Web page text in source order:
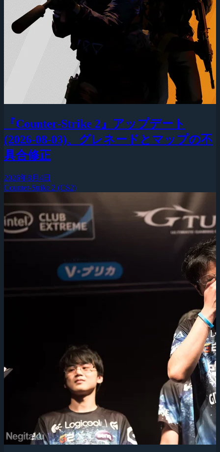
『Counter-Strike 2』アップデート
(2026-08-03)、グレネードとマップの不
具合修正
2026年8月4日
Counter-Strike 2 (CS2)